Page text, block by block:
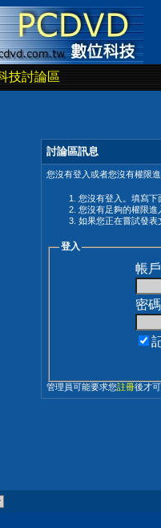
技討論區
討論區訊息
您沒有登入或者您沒有權限
您沒有登入。填寫下
您沒有足夠的權限進
如果您正在嘗試發表
登入
帳
密
管理員可能要求您註冊後才